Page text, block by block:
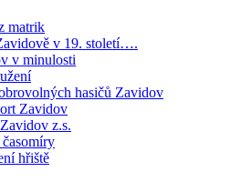
matrik
v 19. století….
v minulosti
hasičů Zavidov
Zavidov
z.s.
hřiště